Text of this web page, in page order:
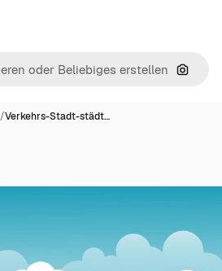
Nach
/Verkehrs-Stadt-städt…